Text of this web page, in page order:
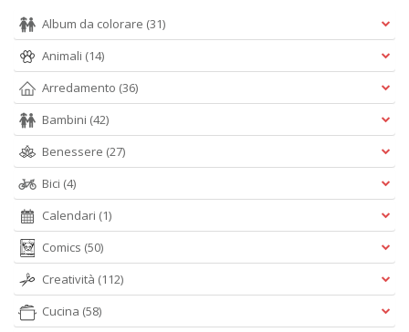
Album da colorare (31)
Animali (14)
Arredamento (36)
Bambini (42)
Benessere (27)
Bici (4)
Calendari (1)
Comics (50)
Creatività (112)
Cucina (58)